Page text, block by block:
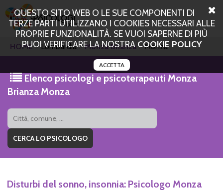
QUESTO SITO WEB O LE SUE COMPONENTI DI
TERZE PARTI UTILIZZANO I COOKIES NECESSARI ALLE
PROPRIE FUNZIONALITÀ. SE VUOI SAPERNE DI PIÙ
PUOI VERIFICARE LA NOSTRACOOKIE POLICY
ACCETTA
HOME Lombardia Monza Brianza Monza
Elenco psicologi e psicoterapeuti Monza
Brianza Monza
Disturbi del sonno, insonnia: Psicologo Monza